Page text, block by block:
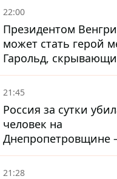
22:00
Президентом
может стать герой
Гарольд,
– он возглавил
голосование
21:45
Россия за сутки
человек на
Днепропетровщине
ударами оказались
районов области
21:28